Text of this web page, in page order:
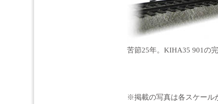
苦節25年。KIHA35 901の
※掲載の写真は各スケール